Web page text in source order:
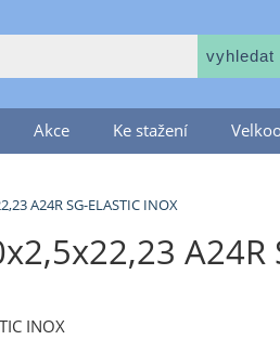
Akce Ke stažení
A24R SG-ELASTIC INOX
A24R
INOX